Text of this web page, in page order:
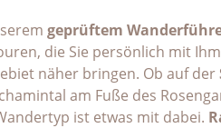
geprüftem
die Sie persönlich mit
näher bringen. Ob auf der
am Fuße des
ist etwas mit dabei.